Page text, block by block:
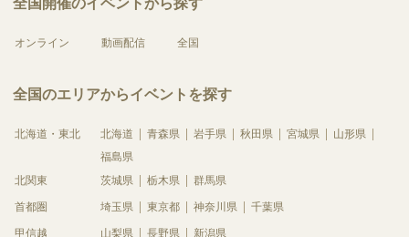
全国開催のイベントから探す
オンライン 動画配信 全国
全国のエリアからイベントを探す
北海道・東北 北海道 青森県 岩手県 秋田県 宮城県
山形県
福島県
北関東
茨城県 栃木県 群馬県
首都圏 埼玉県 東京都 神奈川県 千葉県
甲信越 山梨県 長野県 新潟県